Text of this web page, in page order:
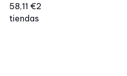
58,11 €2
tiendas